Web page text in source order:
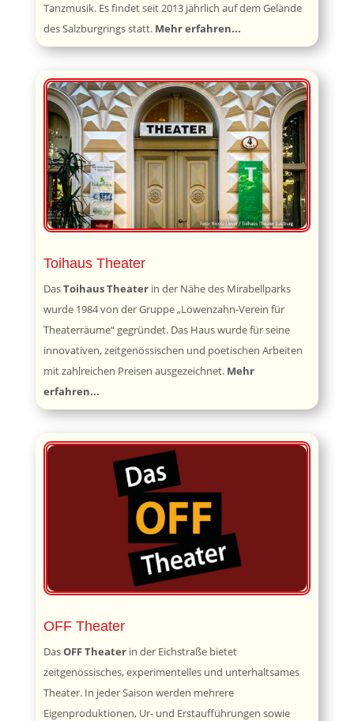
Tanzmusik. Es findet seit 2013 jährlich auf dem Gelände
des Salzburgrings statt. Mehr erfahren...
Toihaus Theater
DasToihaus Theaterin der Nähe des Mirabellparks
wurde 1984 von der Gruppe „Löwenzahn-Verein für
Theaterräume“ gegründet. Das Haus wurde für seine
innovativen, zeitgenössischen und poetischen Arbeiten
mit zahlreichen Preisen ausgezeichnet. Mehr
erfahren...
OFF Theater
DasOFF Theaterin der Eichstraße bietet
zeitgenössisches, experimentelles und unterhaltsames
Theater. In jeder Saison werden mehrere
Eigenproduktionen, Ur- und Erstaufführungen sowie